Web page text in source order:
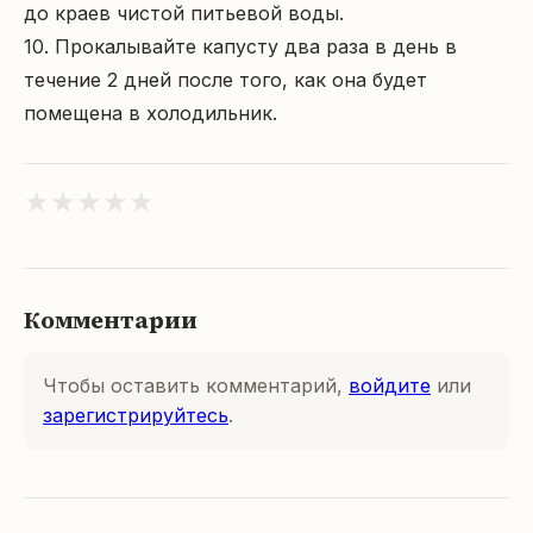
до краев чистой питьевой воды.
10. Прокалывайте капусту два раза в день в
течение 2 дней после того, как она будет
помещена в холодильник.
★ ★ ★ ★ ★
Комментарии
Чтобы оставить комментарий, войдите или
зарегистрируйтесь.